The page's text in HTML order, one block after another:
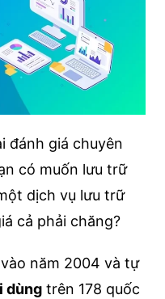
đánh giá chuyên
có muốn lưu trữ
dịch vụ lưu trữ
cả phải chăng?
năm 2004 và tự
dùngtrên 178 quốc